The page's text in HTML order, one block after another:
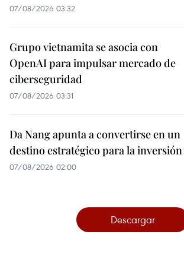
07/08/2026 03:32
Grupo vietnamita se asocia con
OpenAI para impulsar mercado de
ciberseguridad
07/08/2026 03:31
Da Nang apunta a convertirse en un
destino estratégico para la inversión
07/08/2026 02:00
Descargar